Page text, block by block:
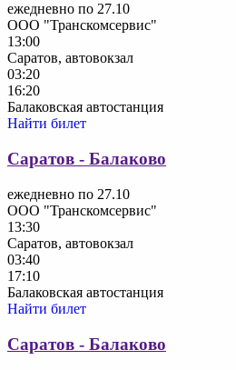
ежедневно по 27.10
ООО "Транскомсервис"
13:00
Саратов, автовокзал
03:20
16:20
Балаковская автостанция
Найти билет
Саратов - Балаково
ежедневно по 27.10
ООО "Транскомсервис"
13:30
Саратов, автовокзал
03:40
17:10
Балаковская автостанция
Найти билет
Саратов - Балаково